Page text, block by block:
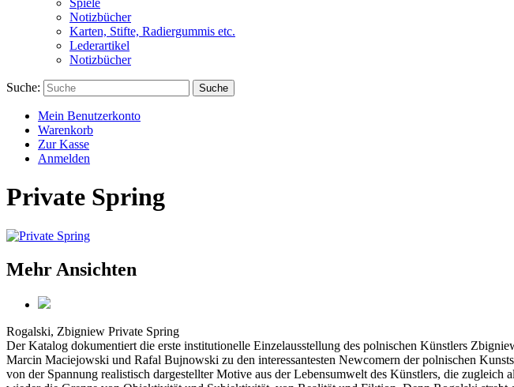
Spiele
Notizbücher
Karten, Stifte, Radiergummis etc.
Lederartikel
Notizbücher
Suche: Suche
Mein Benutzerkonto
Warenkorb
Zur Kasse
Anmelden
Private Spring
Mehr Ansichten
Rogalski, Zbigniew Private Spring
Der Katalog dokumentiert die erste institutionelle Einzelausstellung des polnischen Künstlers
Marcin Maciejowski und Rafal Bujnowski zu den interessantesten Newcomern der polnischen
von der Spannung realistisch dargestellter Motive aus der Lebensumwelt des Künstlers, die